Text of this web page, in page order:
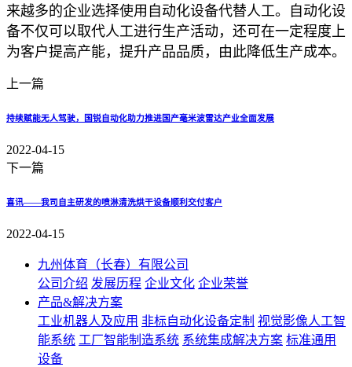
来越多的企业选择使用自动化设备代替人工。自动化设
备不仅可以取代人工进行生产活动，还可在一定程度上
为客户提高产能，提升产品品质，由此降低生产成本。
上一篇
持续赋能无人驾驶，国锐自动化助力推进国产毫米波雷达产业全面发展
2022-04-15
下一篇
喜讯——我司自主研发的喷淋清洗烘干设备顺利交付客户
2022-04-15
九州体育（长春）有限公司
公司介绍 发展历程 企业文化 企业荣誉
产品&解决方案
工业机器人及应用 非标自动化设备定制 视觉影像人工智
能系统 工厂智能制造系统 系统集成解决方案 标准通用
设备